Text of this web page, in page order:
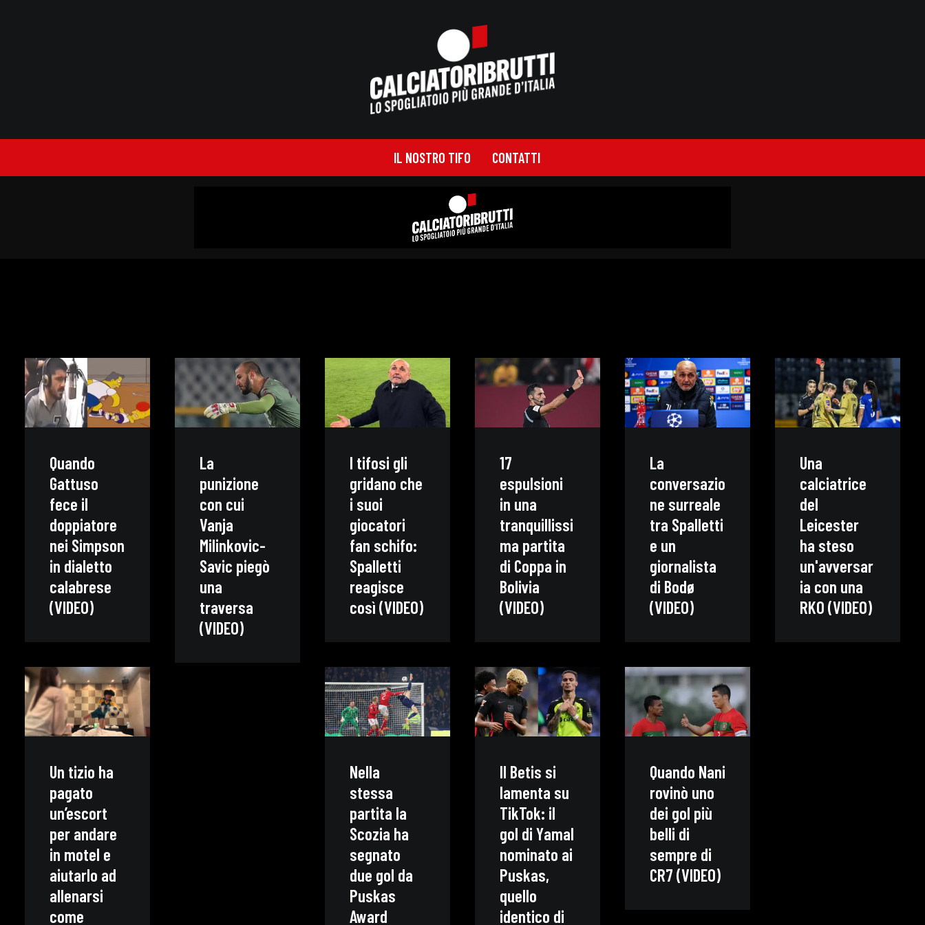
IL NOSTRO TIFO CONTATTI
Quando
Gattuso
fece il
doppiatore
nei Simpson
in dialetto
calabrese
(VIDEO)
La
punizione
con cui
Vanja
Milinkovic-
Savic piegò
una
traversa
(VIDEO)
I tifosi gli
gridano che
i suoi
giocatori
fan schifo:
Spalletti
reagisce
così (VIDEO)
17
espulsioni
in una
tranquillissi
ma partita
di Coppa in
Bolivia
(VIDEO)
La
conversazio
ne surreale
tra Spalletti
e un
giornalista
di Bodø
(VIDEO)
Una
calciatrice
del
Leicester
ha steso
un'avversar
ia con una
RKO (VIDEO)
Un tizio ha
pagato
un’escort
per andare
in motel e
aiutarlo ad
allenarsi
come
Nella
stessa
partita la
Scozia ha
segnato
due gol da
Puskas
Award
Il Betis si
lamenta su
TikTok: il
gol di Yamal
nominato ai
Puskas,
quello
identico di
Quando Nani
rovinò uno
dei gol più
belli di
sempre di
CR7 (VIDEO)